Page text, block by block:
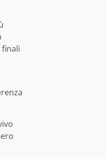
finali